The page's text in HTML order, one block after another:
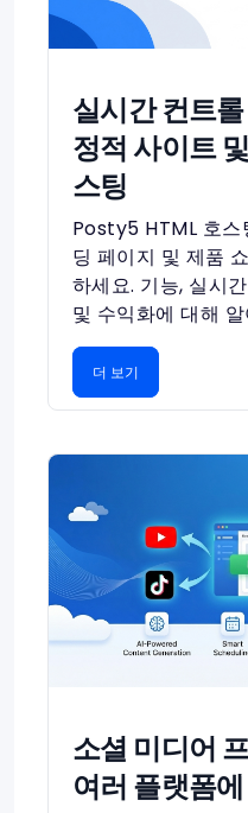
실시간 컨트
정적 사이트
스팅
Posty5 HTML 호스
딩 페이지 및 제품
하세요. 기능, 실시
및 수익화에 대해
더 보기
소셜 미디어
여러 플랫폼